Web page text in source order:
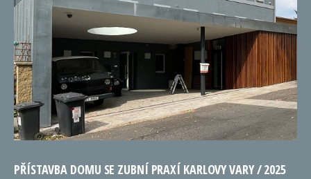
PŘÍSTAVBA DOMU SE ZUBNÍ PRAXÍ KARLOVY VARY / 2025